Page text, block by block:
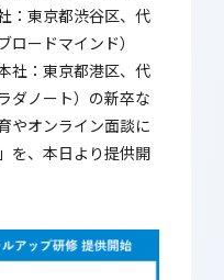
：東京都渋谷区、代
ードマインド）
社：東京都港区、代
ダノート）の新卒な
やオンライン面談に
を、本日より提供開